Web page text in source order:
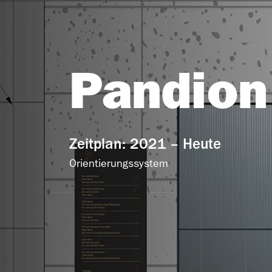
Zeitplan: 2021 – Heute
Orientierungssystem